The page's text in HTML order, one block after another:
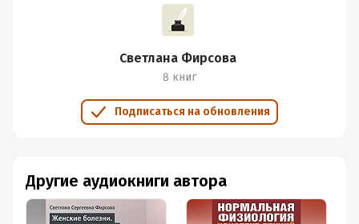
Светлана Фирсова
8 книг
Подписаться на обновления
Другие аудиокниги автора